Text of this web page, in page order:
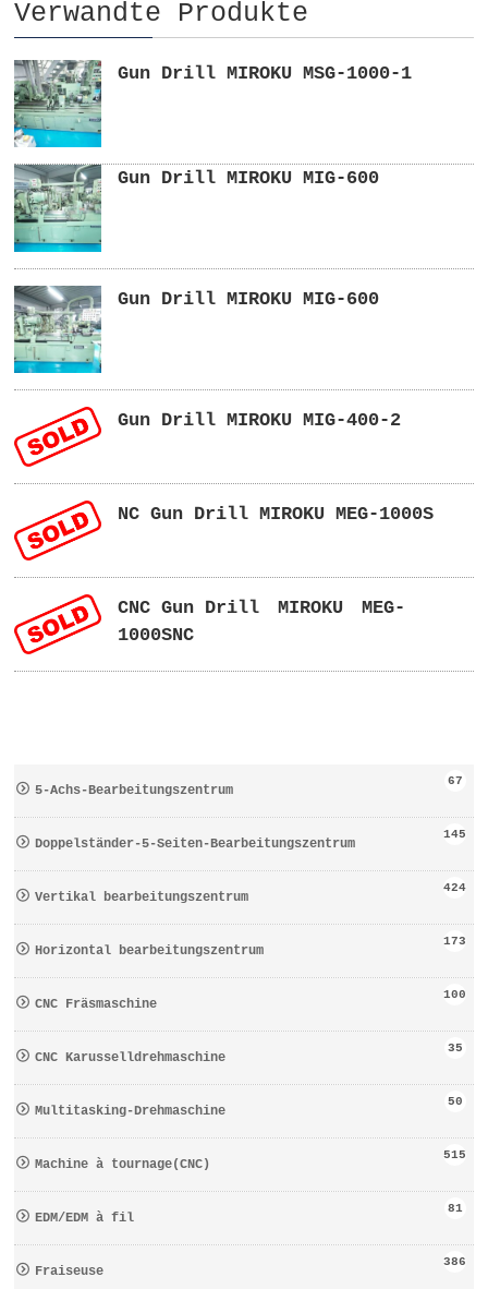
Verwandte Produkte
Gun Drill MIROKU MSG-1000-1
Gun Drill MIROKU MIG-600
Gun Drill MIROKU MIG-600
Gun Drill MIROKU MIG-400-2
NC Gun Drill MIROKU MEG-1000S
CNC Gun Drill MIROKU MEG-
1000SNC
5-Achs-Bearbeitungszentrum
67
Doppelständer-5-Seiten-Bearbeitungszentrum
145
Vertikal bearbeitungszentrum
424
Horizontal bearbeitungszentrum
173
CNC Fräsmaschine
100
CNC Karusselldrehmaschine
35
Multitasking-Drehmaschine
50
Machine à tournage(CNC)
515
EDM/EDM à fil
81
Fraiseuse
386